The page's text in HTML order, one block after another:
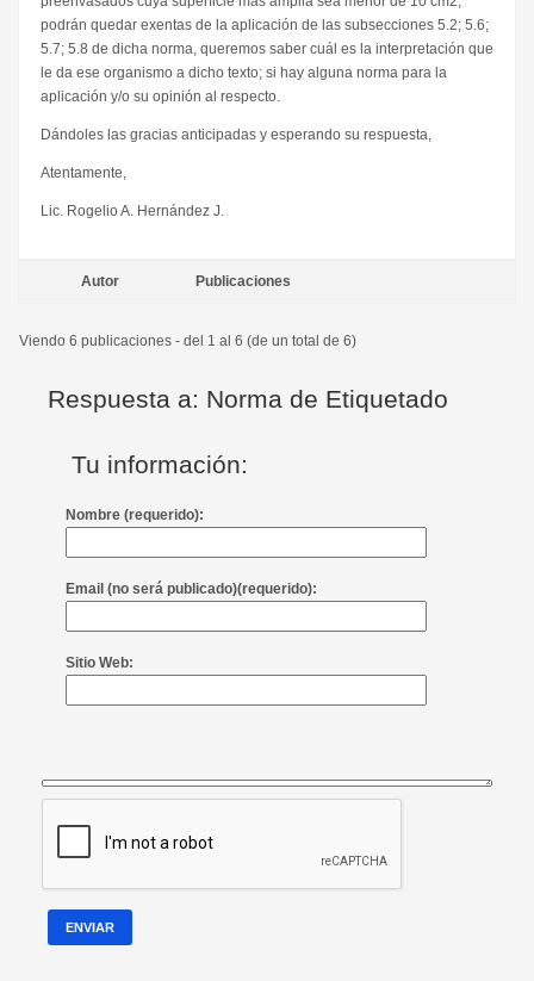
podrán quedar exentas de la aplicación de las subsecciones 5.2; 5.6;
5.7; 5.8 de dicha norma, queremos saber cuál es la interpretación que
le da ese organismo a dicho texto; si hay alguna norma para la
aplicación y/o su opinión al respecto.
Dándoles las gracias anticipadas y esperando su respuesta,
Atentamente,
Lic. Rogelio A. Hernández J.
Autor Publicaciones
Viendo 6 publicaciones - del 1 al 6 (de un total de 6)
Respuesta a: Norma de Etiquetado
Tu información:
Nombre (requerido):
Email (no será publicado)(requerido):
Sitio Web:
ENVIAR